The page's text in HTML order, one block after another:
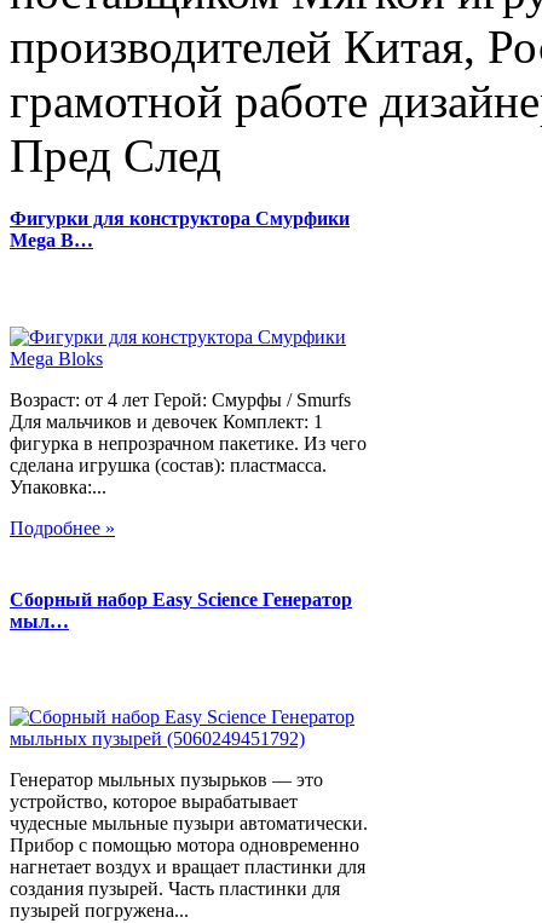
производителей Китая,
грамотной работе
Пред След
Фигурки для конструктора Смурфики
Mega B…
Возраст: от 4 лет Герой: Смурфы / Smurfs
Для мальчиков и девочек Комплект: 1
фигурка в непрозрачном пакетике. Из чего
сделана игрушка (состав): пластмасса.
Упаковка:...
Подробнее »
Сборный набор Easy Science Генератор
мыл…
Генератор мыльных пузырьков — это
устройство, которое вырабатывает
чудесные мыльные пузыри автоматически.
Прибор с помощью мотора одновременно
нагнетает воздух и вращает пластинки для
создания пузырей. Часть пластинки для
пузырей погружена...